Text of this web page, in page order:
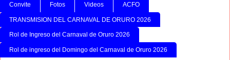
Convite Fotos Videos ACFO
TRANSMISION DEL CARNAVAL DE ORURO 2026
Rol de Ingreso del Carnaval de Oruro 2026
Rol de ingreso del Domingo del Carnaval de Oruro 2026